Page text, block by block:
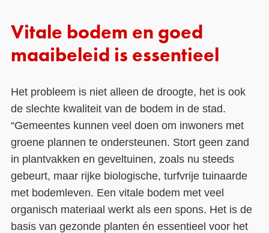
Vitale bodem en goed
maaibeleid is essentieel
Het probleem is niet alleen de droogte, het is ook
de slechte kwaliteit van de bodem in de stad.
“Gemeentes kunnen veel doen om inwoners met
groene plannen te ondersteunen. Stort geen zand
in plantvakken en geveltuinen, zoals nu steeds
gebeurt, maar rijke biologische, turfvrije tuinaarde
met bodemleven. Een vitale bodem met veel
organisch materiaal werkt als een spons. Het is de
basis van gezonde planten én essentieel voor het